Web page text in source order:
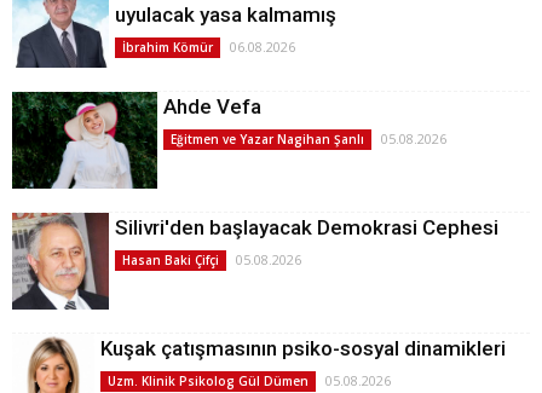
uyulacak yasa kalmamış
İbrahim Kömür 06.08.2026
Ahde Vefa
Eğitmen ve Yazar Nagihan Şanlı 05.08.2026
Silivri'den başlayacak Demokrasi Cephesi
Hasan Baki Çifçi 05.08.2026
Kuşak çatışmasının psiko-sosyal dinamikleri
Uzm. Klinik Psikolog Gül Dümen 05.08.2026